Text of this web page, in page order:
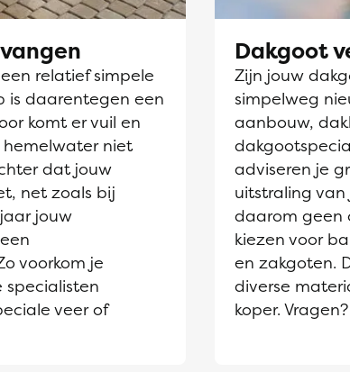
relatief simpele
is daarentegen een
komt er vuil en
hemelwater niet
dat jouw
net zoals bij
jouw
voorkom je
specialisten
veer of
Dakgoot
Zijn jouw
simpelweg
aanbouw,
adviseren je
uitstraling
daarom geen
kiezen voor
en zakgoten.
diverse
koper.